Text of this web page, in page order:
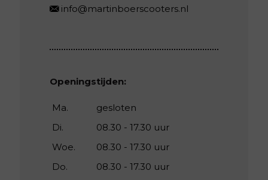
info@martinboerscooters.nl
Openingstijden:
Ma.
gesloten
Di.
08.30 - 17.30 uur
Woe.
08.30 - 17.30 uur
Do.
08.30 - 17.30 uur